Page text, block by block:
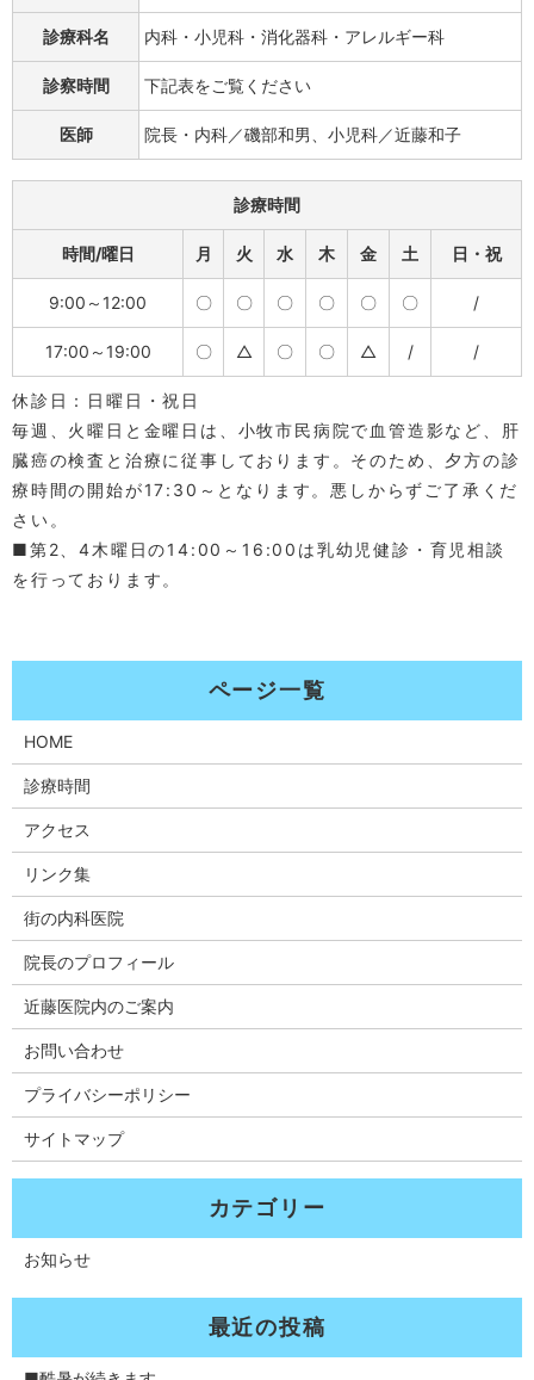
診療科名 内科・小児科・消化器科・アレルギー科
診察時間 下記表をご覧ください
医師 院長・内科／磯部和男、小児科／近藤和子
診療時間
時間/曜日 月 火 水 木 金 土 日・祝
9:00～12:00 〇 〇 〇 〇 〇 〇 /
17:00～19:00 〇 △ 〇 〇 △ / /
休診日：日曜日・祝日
毎週、火曜日と金曜日は、小牧市民病院で血管造影など、肝
臓癌の検査と治療に従事しております。そのため、夕方の診
療時間の開始が17:30～となります。悪しからずご了承くだ
さい。
■第2、4木曜日の14:00～16:00は乳幼児健診・育児相談
を行っております。
HOME
診療時間
アクセス
リンク集
街の内科医院
院長のプロフィール
近藤医院内のご案内
お問い合わせ
プライバシーポリシー
サイトマップ
お知らせ